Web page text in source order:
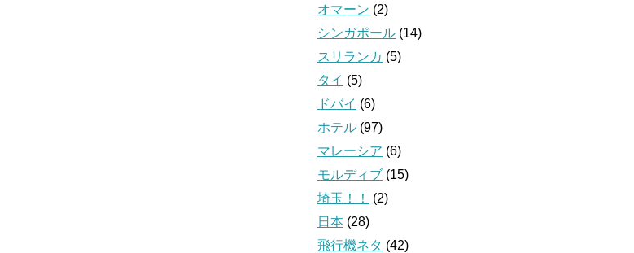
オマーン (2)
シンガポール (14)
スリランカ (5)
タイ (5)
ドバイ (6)
ホテル (97)
マレーシア (6)
モルディブ (15)
埼玉！！
(2)
日本 (28)
飛行機ネタ (42)